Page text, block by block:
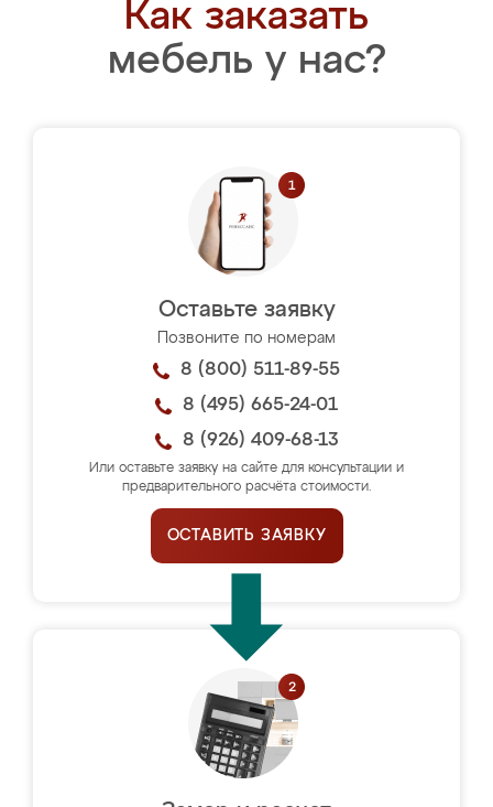
Как заказать
мебель у нас?
Оставьте заявку
Позвоните по номерам
8 (800) 511-89-55
8 (495) 665-24-01
8 (926) 409-68-13
Или оставьте заявку на сайте для консультации и
предварительного расчёта стоимости.
ОСТАВИТЬ ЗАЯВКУ